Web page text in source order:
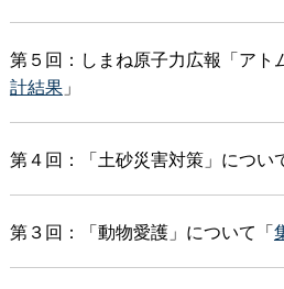
第５回：しまね原子力広報「アト
計結果」
第４回：「土砂災害対策」につい
第３回：「動物愛護」について「